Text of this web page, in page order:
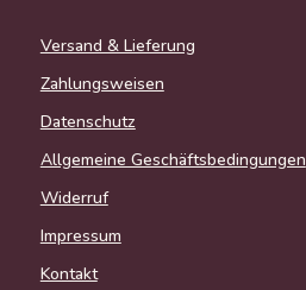
Versand & Lieferung
Zahlungsweisen
Datenschutz
Allgemeine Geschäftsbedingungen
Widerruf
Impressum
Kontakt